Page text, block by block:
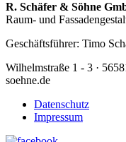
R. Schäfer & Söhne
Raum- und
Geschäftsführer: Timo
Wilhelmstraße 1 - 3 ·
soehne.de
Datenschutz
Impressum